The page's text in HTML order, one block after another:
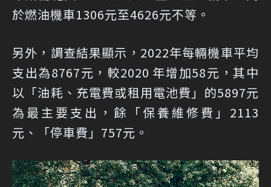
於燃油機車1306元至4626元不等。
另外，調查結果顯示，2022年每輛機車平均
支出為8767元，較2020 年增加58元，其中
以「油耗、充電費或租用電池費」的5897元
為最主要支出，餘「保養維修費」2113
元、「停車費」757元。